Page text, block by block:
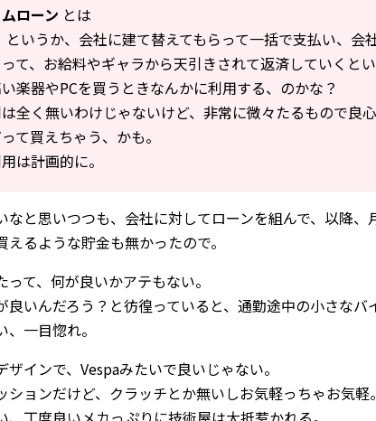
ローン とは
というか、会社に建て替えてもらって一括で支払い、会
て、お給料やギャラから天引きされて返済していくとい
楽器やPCを買うときなんかに利用する、のかな？
全く無いわけじゃないけど、非常に微々たるもので良心
て買えちゃう、かも。
は計画的に。
なと思いつつも、会社に対してローンを組んで、以降、
えるような貯金も無かったので。
って、何が良いかアテもない。
良いんだろう？と彷徨っていると、通勤途中の小さなバ
一目惚れ。
ザインで、Vespaみたいで良いじゃない。
ションだけど、クラッチとか無いしお気軽っちゃお気軽。